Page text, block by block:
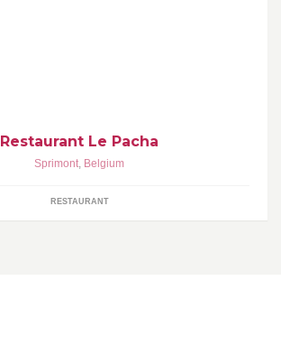
Restaurant Le Pacha
Sprimont, Belgium
RESTAURANT